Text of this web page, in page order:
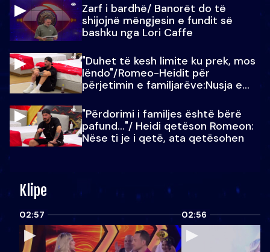
Zarf i bardhë/ Banorët do të
shijojnë mëngjesin e fundit së
bashku nga Lori Caffe
"Duhet të kesh limite ku prek, mos
lëndo"/Romeo-Heidit për
përjetimin e familjarëve:Nusja e
"Përdorimi i familjes është bërë
pafund…"/ Heidi qetëson Romeon:
Nëse ti je i qetë, ata qetësohen
Klipe
02:57 02:56